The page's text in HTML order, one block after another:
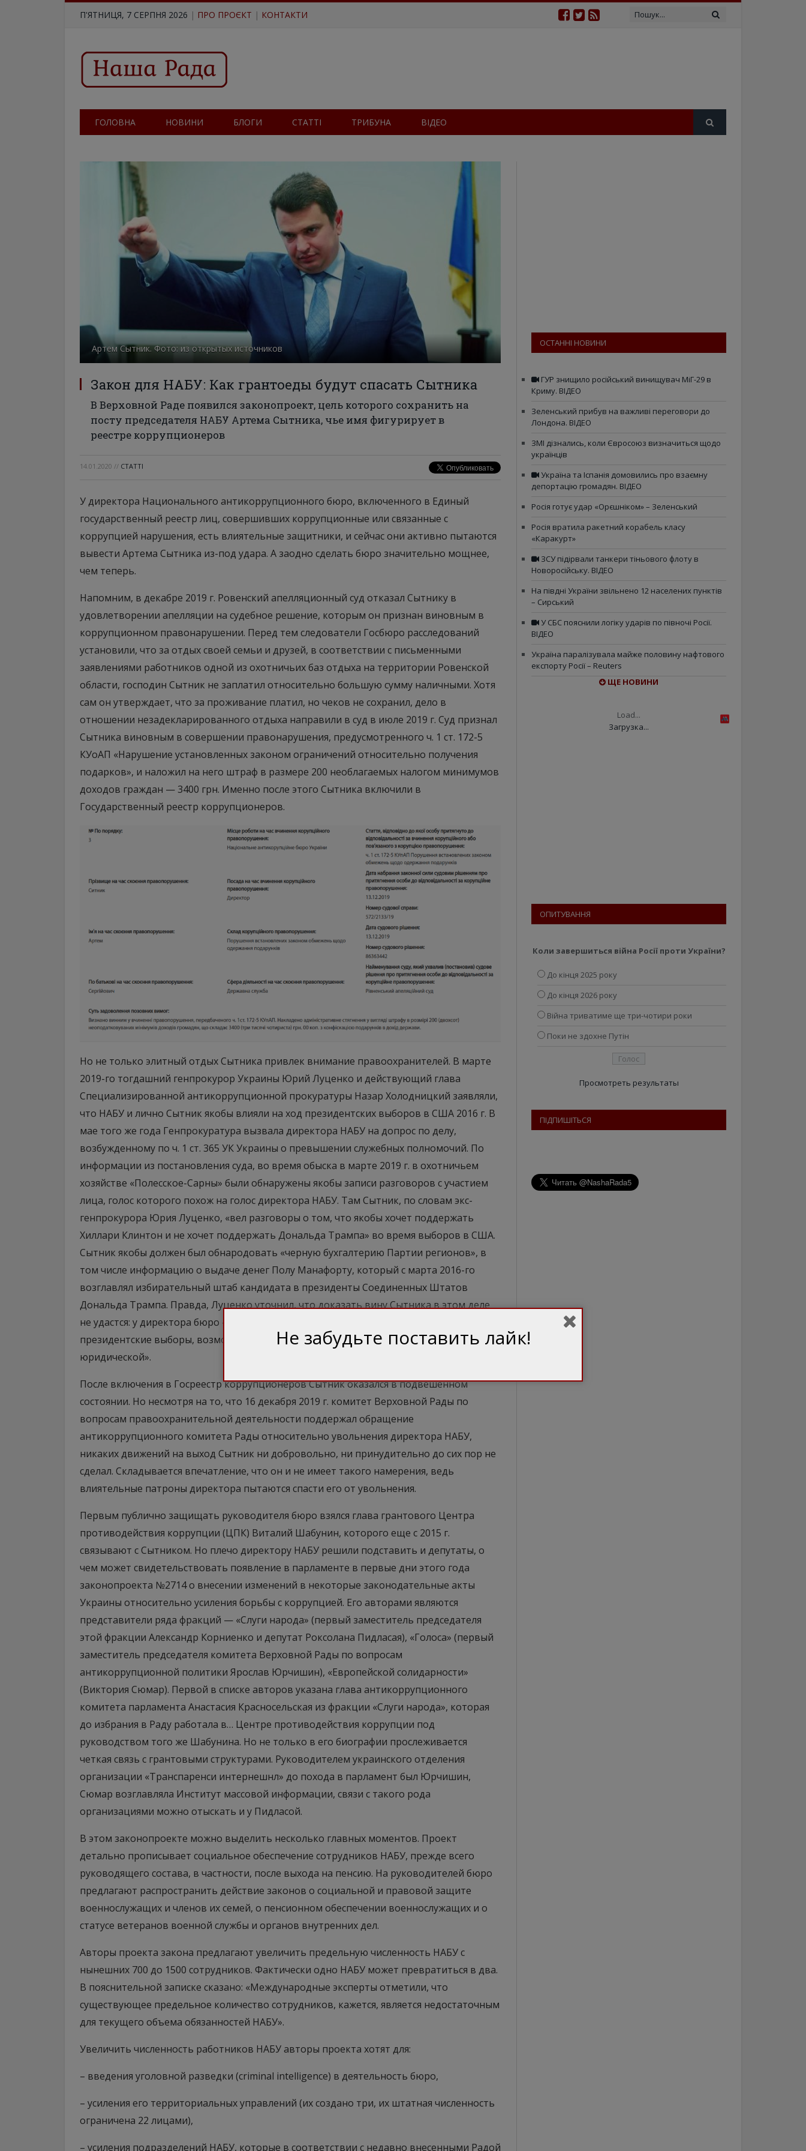
П'ЯТНИЦЯ, 7 СЕРПНЯ 2026 | ПРО ПРОЄКТ | КОНТАКТИ
ГОЛОВНА НОВИНИ БЛОГИ СТАТТІ ТРИБУНА ВІДЕО
Артем Сытник. Фото: из открытых источников
Закон для НАБУ: Как грантоеды будут спасать Сытника
В Верховной Раде появился законопроект, цель которого сохранить на
посту председателя НАБУ Артема Сытника, чье имя фигурирует в
реестре коррупционеров
14.01.2020 // СТАТТІ
У директора Национального антикоррупционного бюро, включенного в Единый
государственный реестр лиц, совершивших коррупционные или связанные с
коррупцией нарушения, есть влиятельные защитники, и сейчас они активно пытаются
вывести Артема Сытника из-под удара. А заодно сделать бюро значительно мощнее,
чем теперь.
Напомним, в декабре 2019 г. Ровенский апелляционный суд отказал Сытнику в
удовлетворении апелляции на судебное решение, которым он признан виновным в
коррупционном правонарушении. Перед тем следователи Госбюро расследований
установили, что за отдых своей семьи и друзей, в соответствии с письменными
заявлениями работников одной из охотничьих баз отдыха на территории Ровенской
области, господин Сытник не заплатил относительно большую сумму наличными. Хотя
сам он утверждает, что за проживание платил, но чеков не сохранил, дело в
отношении незадекларированного отдыха направили в суд в июле 2019 г. Суд признал
Сытника виновным в совершении правонарушения, предусмотренного ч. 1 ст. 172-5
КУоАП «Нарушение установленных законом ограничений относительно получения
подарков», и наложил на него штраф в размере 200 необлагаемых налогом минимумов
доходов граждан — 3400 грн. Именно после этого Сытника включили в
Государственный реестр коррупционеров.
Но не только элитный отдых Сытника привлек внимание правоохранителей. В марте
2019-го тогдашний генпрокурор Украины Юрий Луценко и действующий глава
Специализированной антикоррупционной прокуратуры Назар Холодницкий заявляли,
что НАБУ и лично Сытник якобы влияли на ход президентских выборов в США 2016 г. В
мае того же года Генпрокуратура вызвала директора НАБУ на допрос по делу,
возбужденному по ч. 1 ст. 365 УК Украины о превышении служебных полномочий. По
информации из постановления суда, во время обыска в марте 2019 г. в охотничьем
хозяйстве «Полесское-Сарны» были обнаружены якобы записи разговоров с участием
лица, голос которого похож на голос директора НАБУ. Там Сытник, по словам экс-
генпрокурора Юрия Луценко, «вел разговоры о том, что якобы хочет поддержать
Хиллари Клинтон и не хочет поддержать Дональда Трампа» во время выборов в США.
Сытник якобы должен был обнародовать «черную бухгалтерию Партии регионов», в
том числе информацию о выдаче денег Полу Манафорту, который с марта 2016-го
возглавлял избирательный штаб кандидата в президенты Соединенных Штатов
Дональда Трампа. Правда, Луценко уточнил, что доказать вину Сытника в этом деле
не удастся: у директора бюро «нет проблем относительно якобы его вмешательства в
президентские выборы, возможно, они лежат в моральной плоскости, но точно не в
юридической».
После включения в Госреестр коррупционеров Сытник оказался в подвешенном
состоянии. Но несмотря на то, что 16 декабря 2019 г. комитет Верховной Рады по
вопросам правоохранительной деятельности поддержал обращение
антикоррупционного комитета Рады относительно увольнения директора НАБУ,
никаких движений на выход Сытник ни добровольно, ни принудительно до сих пор не
сделал. Складывается впечатление, что он и не имеет такого намерения, ведь
влиятельные патроны директора пытаются спасти его от увольнения.
Первым публично защищать руководителя бюро взялся глава грантового Центра
противодействия коррупции (ЦПК) Виталий Шабунин, которого еще с 2015 г.
связывают с Сытником. Но плечо директору НАБУ решили подставить и депутаты, о
чем может свидетельствовать появление в парламенте в первые дни этого года
законопроекта №2714 о внесении изменений в некоторые законодательные акты
Украины относительно усиления борьбы с коррупцией. Его авторами являются
представители ряда фракций — «Слуги народа» (первый заместитель председателя
этой фракции Александр Корниенко и депутат Роксолана Пидласая), «Голоса» (первый
заместитель председателя комитета Верховной Рады по вопросам
антикоррупционной политики Ярослав Юрчишин), «Европейской солидарности»
(Виктория Сюмар). Первой в списке авторов указана глава антикоррупционного
комитета парламента Анастасия Красносельская из фракции «Слуги народа», которая
до избрания в Раду работала в… Центре противодействия коррупции под
руководством того же Шабунина. Но не только в его биографии прослеживается
четкая связь с грантовыми структурами. Руководителем украинского отделения
организации «Транспаренси интернешнл» до похода в парламент был Юрчишин,
Сюмар возглавляла Институт массовой информации, связи с такого рода
организациями можно отыскать и у Пидласой.
В этом законопроекте можно выделить несколько главных моментов. Проект
детально прописывает социальное обеспечение сотрудников НАБУ, прежде всего
руководящего состава, в частности, после выхода на пенсию. На руководителей бюро
предлагают распространить действие законов о социальной и правовой защите
военнослужащих и членов их семей, о пенсионном обеспечении военнослужащих и о
статусе ветеранов военной службы и органов внутренних дел.
Авторы проекта закона предлагают увеличить предельную численность НАБУ с
нынешних 700 до 1500 сотрудников. Фактически одно НАБУ может превратиться в два.
В пояснительной записке сказано: «Международные эксперты отметили, что
существующее предельное количество сотрудников, кажется, является недостаточным
для текущего объема обязанностей НАБУ».
Увеличить численность работников НАБУ авторы проекта хотят для:
– введения уголовной разведки (criminal intelligence) в деятельность бюро,
– усиления его территориальных управлений (их создано три, их штатная численность
ограничена 22 лицами),
– усиления подразделений НАБУ, которые в соответствии с недавно внесенными Радой
ОСТАННІ НОВИНИ
ГУР знищило російський винищувач МіГ-29 в
Криму. ВІДЕО
Зеленський прибув на важливі переговори до
Лондона. ВІДЕО
ЗМІ дізнались, коли Євросоюз визначиться щодо
українців
Україна та Іспанія домовились про взаємну
депортацію громадян. ВІДЕО
Росія готує удар «Орєшніком» – Зеленський
Росія вратила ракетний корабель класу
«Каракурт»
ЗСУ підірвали танкери тіньового флоту в
Новоросійську. ВІДЕО
На півдні України звільнено 12 населених пунктів
– Сирський
У СБС пояснили логіку ударів по півночі Росії.
ВІДЕО
Україна паралізувала майже половину нафтового
експорту Росії – Reuters
ЩЕ НОВИНИ
Load...
Загрузка...
ОПИТУВАННЯ
Коли завершиться війна Росії проти України?
До кінця 2025 року
До кінця 2026 року
Війна триватиме ще три-чотири роки
Поки не здохне Путін
Просмотреть результаты
ПІДПИШІТЬСЯ
Не забудьте поставить лайк!